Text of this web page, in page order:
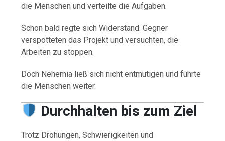
die Menschen und verteilte die Aufgaben.
Schon bald regte sich Widerstand. Gegner
verspotteten das Projekt und versuchten, die
Arbeiten zu stoppen.
Doch Nehemia ließ sich nicht entmutigen und führte
die Menschen weiter.
Durchhalten bis zum Ziel
Trotz Drohungen, Schwierigkeiten und